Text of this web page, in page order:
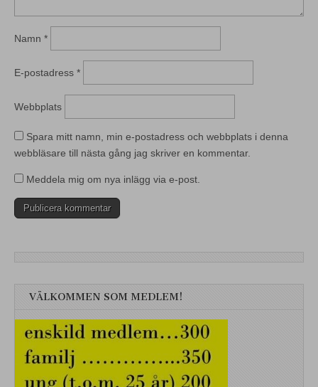
Namn *
E-postadress *
Webbplats
Spara mitt namn, min e-postadress och webbplats i denna
webbläsare till nästa gång jag skriver en kommentar.
Meddela mig om nya inlägg via e-post.
VÄLKOMMEN SOM MEDLEM!